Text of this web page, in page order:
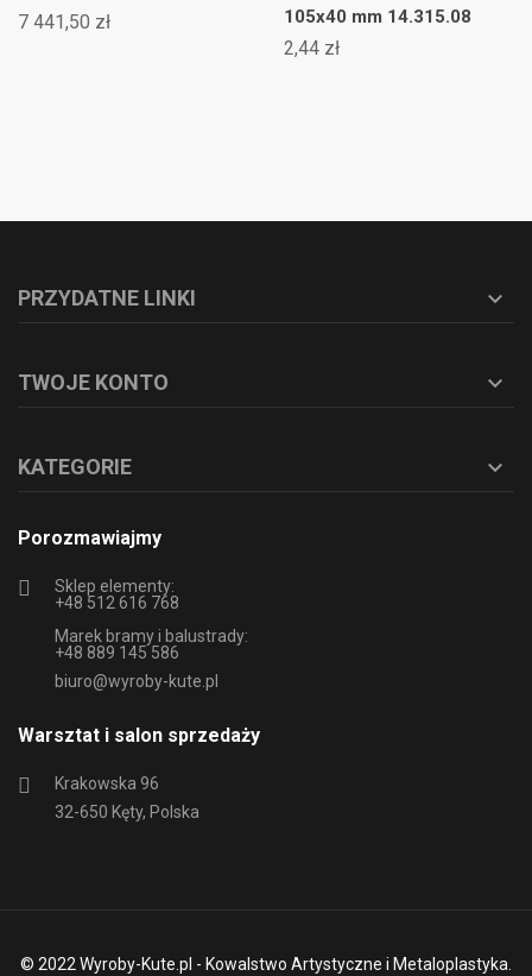
7 441,50 zł
105x40 mm 14.315.08
2,44 zł
PRZYDATNE LINKI 
TWOJE KONTO 
KATEGORIE 
Porozmawiajmy
Sklep elementy:
+48 512 616 768
Marek bramy i balustrady:
+48 889 145 586
biuro@wyroby-kute.pl
Warsztat i salon sprzedaży
Krakowska 96
32-650 Kęty, Polska
© 2022 Wyroby-Kute.pl - Kowalstwo Artystyczne i Metaloplastyka.